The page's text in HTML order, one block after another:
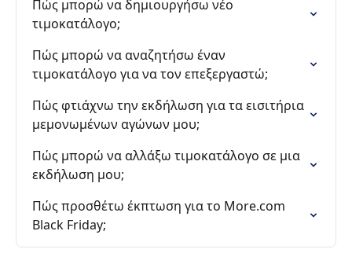
Πώς μπορώ να δημιουργήσω νέο
τιμοκατάλογο;
Πώς μπορώ να αναζητήσω έναν
τιμοκατάλογο για να τον επεξεργαστώ;
Πώς φτιάχνω την εκδήλωση για τα εισιτήρια
μεμονωμένων αγώνων μου;
Πώς μπορώ να αλλάξω τιμοκατάλογο σε μια
εκδήλωση μου;
Πώς προσθέτω έκπτωση για το More.com
Black Friday;